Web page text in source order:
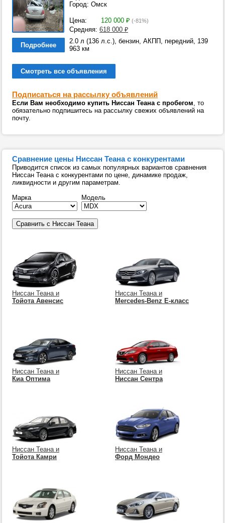
Город: Омск
Цена: 120 000 ₽ (-81%)
Средняя: 618 000 ₽
Подробнее
2.0 л (136 л.с.), бензин, АКПП, передний, 139
963 км
Смотреть все объявления
Подписаться на рассылку объявлений
Если Вам необходимо купить Ниссан Теана с пробегом, то
обязательно подпишитесь на рассылку свежих объявлений на
почту.
Сравнение цены Ниссан Теана с конкурентами
Приводится список из самых популярных вариантов сравнения
Ниссан Теана с конкурентами по цене, динамике продаж,
ликвидности и другим параметрам.
Марка
Модель
Ниссан Теана и
Тойота Авенсис
Ниссан Теана и
Mercedes-Benz E-класс
Ниссан Теана и
Киа Оптима
Ниссан Теана и
Ниссан Сентра
Ниссан Теана и
Тойота Камри
Ниссан Теана и
Форд Мондео